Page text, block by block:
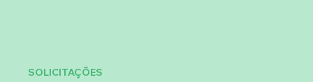
SOLICITAÇÕES